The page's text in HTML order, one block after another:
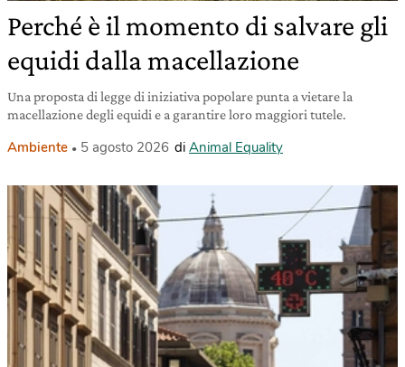
Perché è il momento di salvare gli
equidi dalla macellazione
Una proposta di legge di iniziativa popolare punta a vietare la
macellazione degli equidi e a garantire loro maggiori tutele.
Ambiente 5 agosto 2026 di Animal Equality